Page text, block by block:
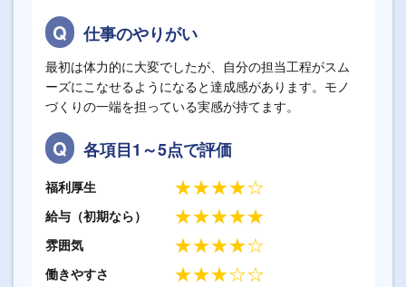
仕事のやりがい
最初は体力的に大変でしたが、自分の担当工程がスム
ーズにこなせるようになると達成感があります。モノ
づくりの一端を担っている実感が持てます。
各項目1～5点で評価
福利厚生 ★★★★☆
給与（初期なら） ★★★★★
雰囲気 ★★★★☆
働きやすさ ★★★☆☆